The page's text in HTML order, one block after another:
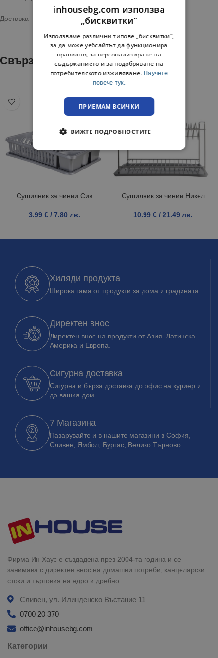
Доставка
Свързани продукти
Сушилник за чинии Сив
3.99 € / 7.80 лв.
Сушилник за чинии Никел
10.99 € / 21.49 лв.
Хиляди продукта
Широка гама от продукти за дома и градината.
Директен внос
Директен внос на продукти от Азия, Латинска
Америка и Европа.
Сигурна доставка
Сигурна и бърза доставка до офис на куриер и
до вашия дом.
7 Магазина
Пазарувайте и в нашите магазини в София,
Сливен, Ямбол, Бургас, Велико Търново.
Фирма Ин Хаус е създадена през 2004-та година и се
занимава с директен внос на домашни потреби, канцеларски
стоки и търговия на едро и дребно.
Сливен, ул. Илинденско Въстание 11
0700 20 370
office@inhousebg.com
Категории
inhousebg.com използва
„бисквитки“
Използваме различни типове „бисквитки“,
за да може уебсайтът да функционира
правилно, за персонализиране на
съдържанието и за подобряване на
потребителското изживяване. Научете
повече тук.
ПРИЕМАМ ВСИЧКИ
ВИЖТЕ ПОДРОБНОСТИТЕ